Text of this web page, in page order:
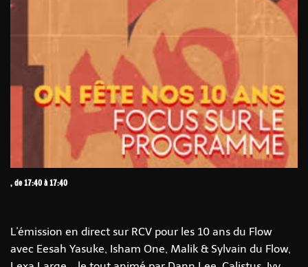
, de 17:40 à 17:40
L'émission en direct sur RCV pour les 10 ans du Flow
avec Eesah Yasuke, Isham One, Malik & Sylvain du Flow,